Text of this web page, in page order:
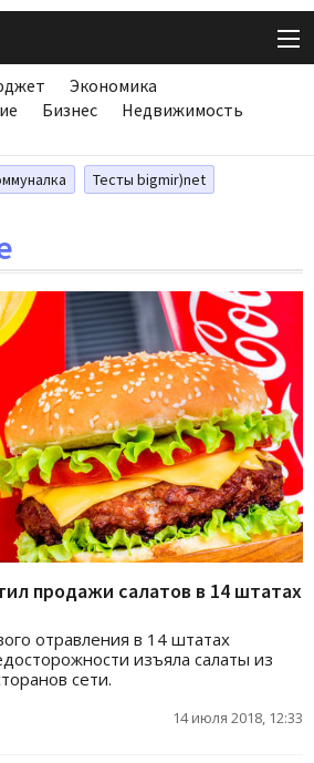
Экономика
Бизнес
Недвижимость
Тесты bigmir)net
продажи салатов в 14 штатах
отравления в 14 штатах
изъяла салаты из
сети.
14 июля 2018, 12:33